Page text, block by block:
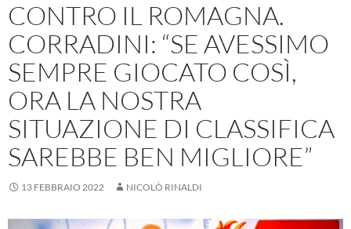
CONTRO IL ROMAGNA.
CORRADINI: “SE AVESSIMO
SEMPRE GIOCATO COSÌ,
ORA LA NOSTRA
SITUAZIONE DI CLASSIFICA
SAREBBE BEN MIGLIORE”
13 FEBBRAIO 2022 NICOLÒ RINALDI